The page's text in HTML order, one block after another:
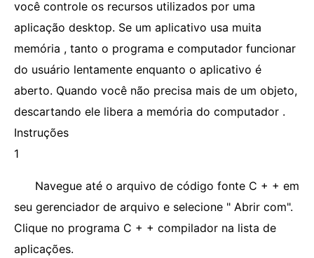
você controle os recursos utilizados por uma
aplicação desktop. Se um aplicativo usa muita
memória , tanto o programa e computador funcionar
do usuário lentamente enquanto o aplicativo é
aberto. Quando você não precisa mais de um objeto,
descartando ele libera a memória do computador .
Instruções
1
Navegue até o arquivo de código fonte C + + em
seu gerenciador de arquivo e selecione " Abrir com".
Clique no programa C + + compilador na lista de
aplicações.